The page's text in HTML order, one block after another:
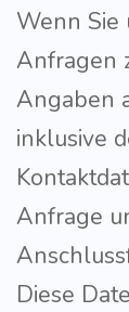
Wenn Sie
Anfragen
Angaben
inklusive
Anfrage
Diese